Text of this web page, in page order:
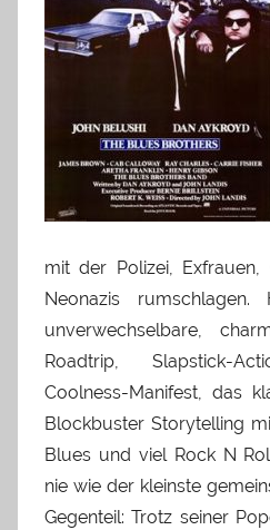
mit der Polizei, Exfrauen,
Neonazis
unverwechselbare,
Roadtrip, Slapstick-
Coolness-Manifest, das
Blockbuster Storytelling
Blues und viel Rock N
nie wie der kleinste
Gegenteil: Trotz seiner